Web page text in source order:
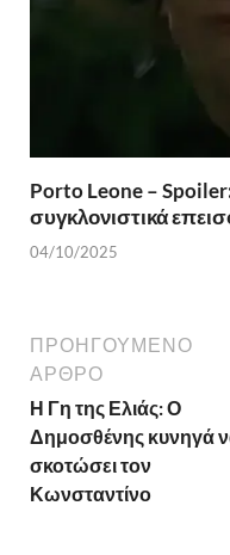
Porto Leone –
συγκλονιστικά
04/10/2025
ΠΡΟΗΓΟΎΜΕΝΟ
ΆΡΘΡΟ
Η Γη της Ελιάς: Ο
Δημοσθένης κυνηγά
σκοτώσει τον
Κωνσταντίνο